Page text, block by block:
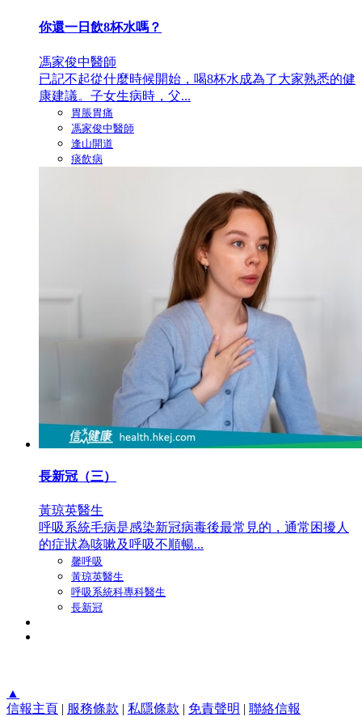
你還一日飲8杯水嗎？
馮家俊中醫師
已記不起從什麼時候開始，喝8杯水成為了大家熟悉的健
康建議。子女生病時，父...
胃脹胃痛
馮家俊中醫師
逢山開道
痰飲病
長新冠（三）
黃琼英醫生
呼吸系統毛病是感染新冠病毒後最常見的，通常困擾人
的症狀為咳嗽及呼吸不順暢...
馨呼吸
黃琼英醫生
呼吸系統科專科醫生
長新冠
▲
信報主頁 | 服務條款 | 私隱條款 | 免責聲明 | 聯絡信報